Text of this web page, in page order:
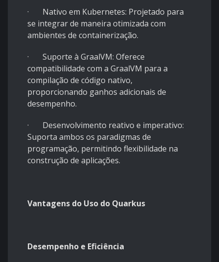
· Nativo em Kubernetes: Projetado para
se integrar de maneira otimizada com
ambientes de containerização.
· Suporte à GraalVM: Oferece
compatibilidade com a GraalVM para a
compilação de código nativo,
proporcionando ganhos adicionais de
desempenho.
· Desenvolvimento reativo e imperativo:
Suporta ambos os paradigmas de
programação, permitindo flexibilidade na
construção de aplicações.
Vantagens do Uso do Quarkus
Desempenho e Eficiência